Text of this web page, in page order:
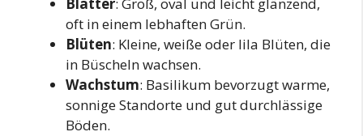
Blätter: Groß, oval und leicht glänzend,
oft in einem lebhaften Grün.
Blüten: Kleine, weiße oder lila Blüten, die
in Büscheln wachsen.
Wachstum: Basilikum bevorzugt warme,
sonnige Standorte und gut durchlässige
Böden.